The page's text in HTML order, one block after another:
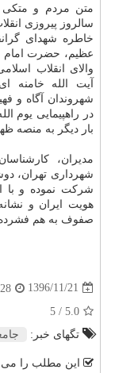
متن مردم و متكی
سالروز پیروزی
خاطره شهدای
عظیم، حضرت امام
والای انقلاب
آیت الله خامنه
شهروندان آگاه و
بار دیگر به منصه
مدیران،
شهرداری تهران،
شركت نموده و با
هویت ایران و
صفوف به هم فشرده
1396/11/21
5.0
/ 5
تگهای خبر:
این مطلب را می